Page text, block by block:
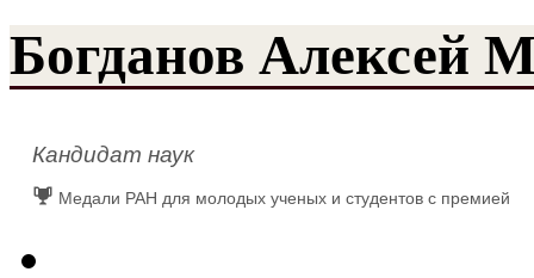
Богданов Алексей
Кандидат наук
Медали РАН для молодых ученых и студентов с премией